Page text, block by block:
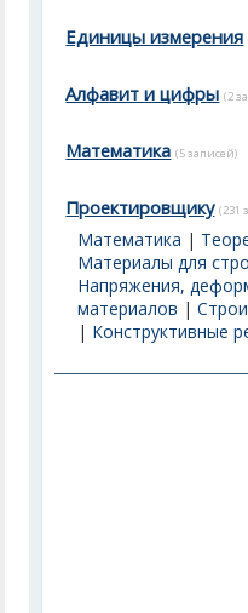
Единицы измерения
Алфавит и цифры (2
Математика (5 записей)
Проектировщику (231
Математика |
Материалы для
Напряжения,
материалов |
| Конструктивные